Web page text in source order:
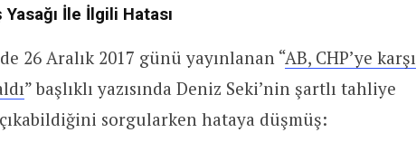
Yasağı İle İlgili Hatası
26 Aralık 2017 günü yayınlanan “AB, CHP’ye karşı
” başlıklı yazısında Deniz Seki’nin şartlı tahliye
sorgularken hataya düşmüş: